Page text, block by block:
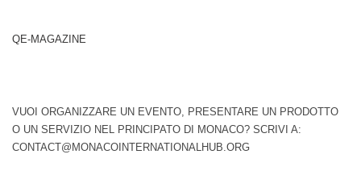
QE-MAGAZINE
VUOI ORGANIZZARE UN EVENTO, PRESENTARE UN PRODOTTO
O UN SERVIZIO NEL PRINCIPATO DI MONACO? SCRIVI A:
CONTACT@MONACOINTERNATIONALHUB.ORG